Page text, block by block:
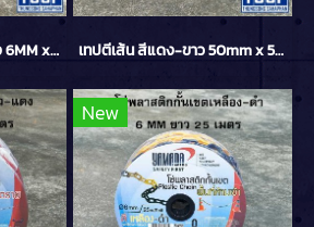
โซ่พลาสติกกั้นเขตเหลือง 6MM x 25M YAMADA เทปตีเส้น สีแดง-ขาว 50mm x 50m YAMADA
New